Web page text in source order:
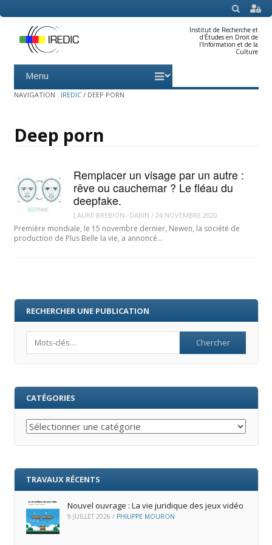
SEARCH
Institut de Recherche et
d'Études en Droit de
l'Information et de la
Culture
Menu
content
NAVIGATION : IREDIC / DEEP PORN
Deep porn
Remplacer un visage par un autre :
rêve ou cauchemar ? Le fléau du
deepfake.
LAURE BREBION--DABIN / 24 NOVEMBRE 2020
Première mondiale, le 15 novembre dernier, Newen, la société de
production de Plus Belle la vie, a annoncé…
RECHERCHER UNE PUBLICATION
CATÉGORIES
Catégories
TRAVAUX RÉCENTS
Nouvel ouvrage : La vie juridique des jeux vidéo
9 JUILLET 2026 / PHILIPPE MOURON